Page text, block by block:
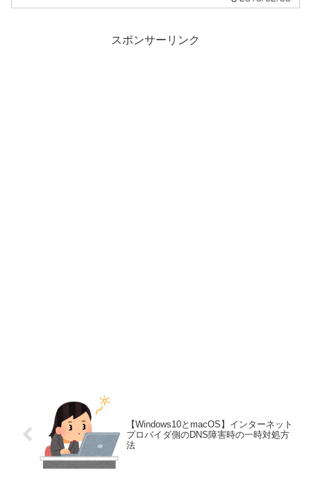
スポンサーリンク
【Windows10とmacOS】インターネット
プロバイダ側のDNS障害時の一時対処方
法